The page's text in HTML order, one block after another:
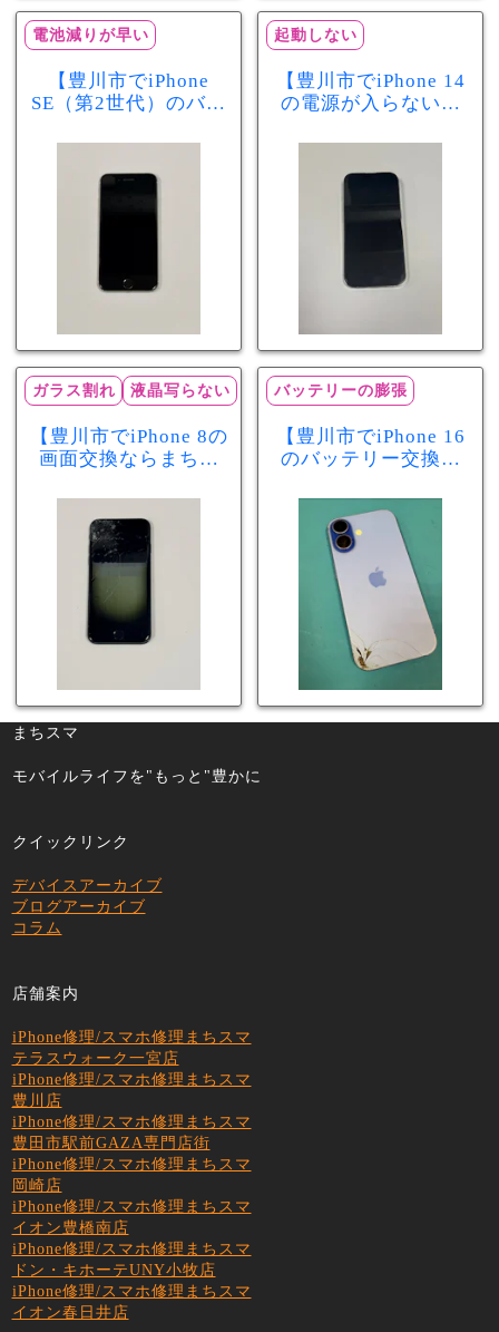
電池減りが早い
【豊川市でiPhone
SE（第2世代）のバッ
スマ豊川店】電池の
減りが早い症状も当
起動しない
【豊川市でiPhone 14
の電源が入らない修
店】バッテリー交換
で復旧するケースも
あります！
ガラス割れ 液晶写らない
【豊川市でiPhone 8の
画面交換ならまちス
れ・液晶不良も当日
60分で修理可能！
バッテリーの膨張
【豊川市でiPhone 16
のバッテリー交換な
少し膨張したバッテ
リーも当日90分で安
心修理！
まちスマ
モバイルライフを"もっと"豊かに
クイックリンク
デバイスアーカイブ
ブログアーカイブ
コラム
店舗案内
iPhone修理/スマホ修理まちスマ
テラスウォーク一宮店
iPhone修理/スマホ修理まちスマ
豊川店
iPhone修理/スマホ修理まちスマ
豊田市駅前GAZA専門店街
iPhone修理/スマホ修理まちスマ
岡崎店
iPhone修理/スマホ修理まちスマ
イオン豊橋南店
iPhone修理/スマホ修理まちスマ
ドン・キホーテUNY小牧店
iPhone修理/スマホ修理まちスマ
イオン春日井店